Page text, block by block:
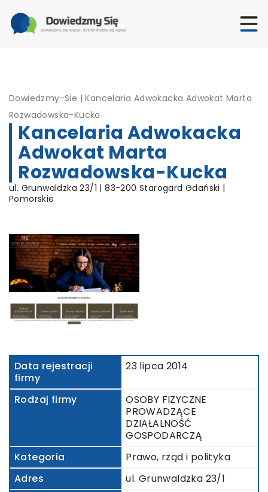
Dowiedzmy-Sie |Kancelaria Adwokacka Adwokat Marta
Rozwadowska-Kucka
Kancelaria Adwokacka
Adwokat Marta
Rozwadowska-Kucka
ul. Grunwaldzka 23/1 | 83-200 Starogard Gdański |
Pomorskie
Data rejestracji
firmy
23 lipca 2014
Rodzaj firmy
OSOBY FIZYCZNE
PROWADZĄCE
DZIAŁALNOŚĆ
GOSPODARCZĄ
Kategoria
Prawo, rząd i polityka
Adres
ul. Grunwaldzka 23/1